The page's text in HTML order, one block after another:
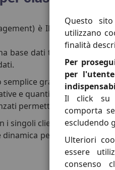
è Il fulcro della
base dati tanto precisa
grazie a
e quantitative
permettono di
i singoli clienti permette di
dinamica permette inoltre
Questo
utilizzano
finalità
Per
per
Il click su
comporta
escludendo
Ulteriori
essere
consenso